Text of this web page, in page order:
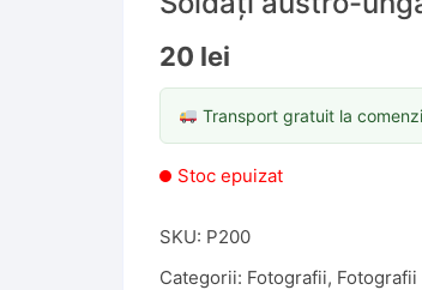
20 lei
Transport gratuit la
Stoc epuizat
SKU: P200
Categorii: Fotografii,